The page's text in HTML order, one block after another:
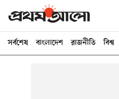
সর্বশেষ বাংলাদেশ রাজনীতি বিশ্ব